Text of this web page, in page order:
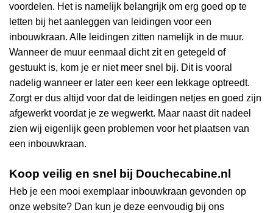
voordelen. Het is namelijk belangrijk om erg goed op te
letten bij het aanleggen van leidingen voor een
inbouwkraan. Alle leidingen zitten namelijk in de muur.
Wanneer de muur eenmaal dicht zit en getegeld of
gestuukt is, kom je er niet meer snel bij. Dit is vooral
nadelig wanneer er later een keer een lekkage optreedt.
Zorgt er dus altijd voor dat de leidingen netjes en goed zijn
afgewerkt voordat je ze wegwerkt. Maar naast dit nadeel
zien wij eigenlijk geen problemen voor het plaatsen van
een inbouwkraan.
Koop veilig en snel bij Douchecabine.nl
Heb je een mooi exemplaar inbouwkraan gevonden op
onze website? Dan kun je deze eenvoudig bij ons